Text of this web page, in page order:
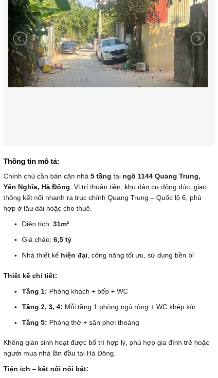
Thông tin mô tả:
Chính chủ cần bán căn nhà 5 tầng tại ngõ 1144 Quang Trung,
Yên Nghĩa, Hà Đông . Vị trí thuận tiện, khu dân cư đông đúc, giao
thông kết nối nhanh ra trục chính Quang Trung – Quốc lộ 6, phù
hợp ở lâu dài hoặc cho thuê.
Diện tích:31m²
Giá chào:6,5 tỷ
Nhà thiết kế hiện đại , công năng tối ưu, sử dụng bền bỉ
Thiết kế chi tiết:
Tầng 1: Phòng khách + bếp + WC
Tầng 2, 3, 4: Mỗi tầng 1 phòng ngủ rộng + WC khép kín
Tầng 5: Phòng thờ + sân phơi thoáng
Không gian sinh hoạt được bố trí hợp lý, phù hợp gia đình trẻ hoặc
người mua nhà lần đầu tại Hà Đông.
Tiện ích – kết nối nổi bật: